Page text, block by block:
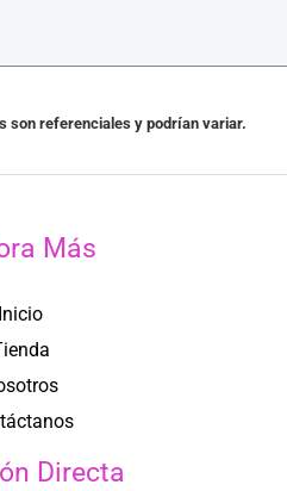
son referenciales y podrían variar.
Más
Inicio
Directa